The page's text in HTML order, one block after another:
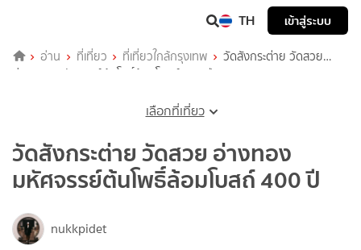
TH เข้าสู่ระบบ
อ่าน ที่เที่ยว ที่เที่ยวใกล้กรุงเทพ
วัดสังกระต่าย วัดสวย
อ่างทอง มหัศจรรย์ต้นโพธิ์ล้อมโบสถ์ 400 ปี
เลือกที่เที่ยว
วัดสังกระต่าย วัดสวย อ่างทอง
มหัศจรรย์ต้นโพธิ์ล้อมโบสถ์ 400 ปี
nukkpidet